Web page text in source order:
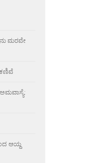
ಮರವೇ
ಆಯ್ದ